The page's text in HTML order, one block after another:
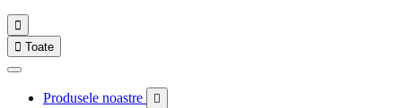

 Toate
Produsele noastre 